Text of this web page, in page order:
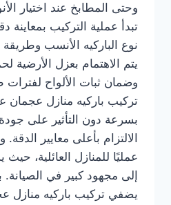
وحتى المطابخ عند اختيار
تبدأ عملية التركيب بمعاينة
نوع الباركيه الأنسب وطريقة
يتم الاهتمام بعزل الأرضية
وضمان ثبات الألواح
تركيب باركيه منازل عجمان
بسرعة دون التأثير على
الالتزام بأعلى معايير الدقة.
عمليًا للمنازل العائلية،
إلى مجهود كبير في الصيانة.
يضفي تركيب باركيه منازل